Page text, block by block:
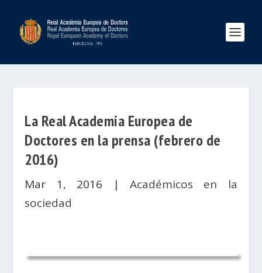
La Real Academia Europea de
Doctores en la prensa (febrero de
2016)
Mar 1, 2016 |Académicos en la
sociedad